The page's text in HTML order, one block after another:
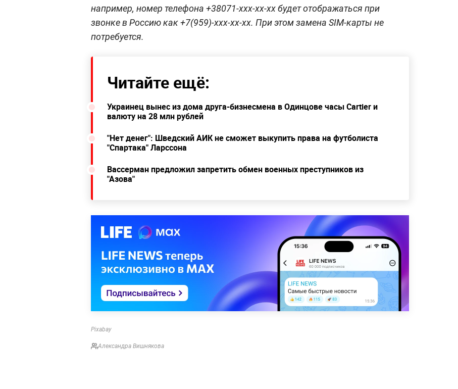
например, номер телефона +38071-ххх-хх-хх будет отображаться при
звонке в Россию как +7(959)-ххх-хх-хх. При этом замена SIM-карты не
потребуется.
Читайте ещё:
Украинец вынес из дома друга-бизнесмена в Одинцове часы Cartier и
валюту на 28 млн рублей
"Нет денег": Шведский АИК не сможет выкупить права на футболиста
"Спартака" Ларссона
Вассерман предложил запретить обмен военных преступников из
"Азова"
Pixabay
Александра Вишнякова